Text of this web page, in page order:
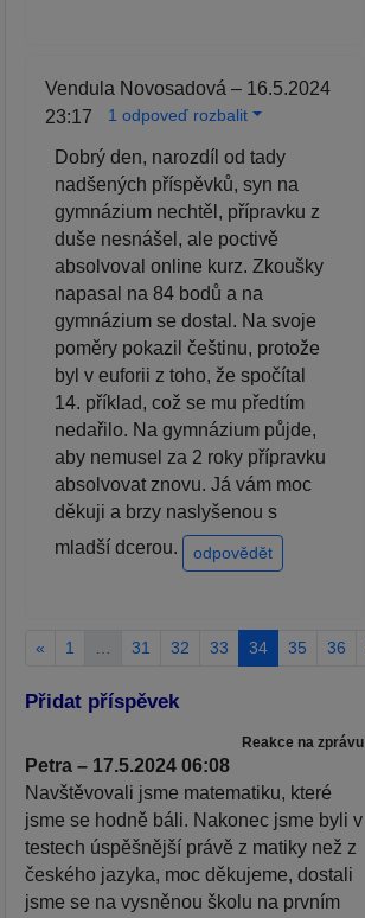
Vendula Novosadová – 16.5.2024
23:17
1 odpoveď rozbalit
Dobrý den, narozdíl od tady
nadšených příspěvků, syn na
gymnázium nechtěl, přípravku z
duše nesnášel, ale poctivě
absolvoval online kurz. Zkoušky
napasal na 84 bodů a na
gymnázium se dostal. Na svoje
poměry pokazil češtinu, protože
byl v euforii z toho, že spočítal
14. příklad, což se mu předtím
nedařilo. Na gymnázium půjde,
aby nemusel za 2 roky přípravku
absolvovat znovu. Já vám moc
děkuji a brzy naslyšenou s
mladší dcerou.
odpovědět
« 1 31 32 33 34 35 36
Přidat příspěvek
Reakce na zprávu
Petra – 17.5.2024 06:08
Navštěvovali jsme matematiku, které
jsme se hodně báli. Nakonec jsme byli v
testech úspěšnější právě z matiky než z
českého jazyka, moc děkujeme, dostali
jsme se na vysněnou školu na prvním